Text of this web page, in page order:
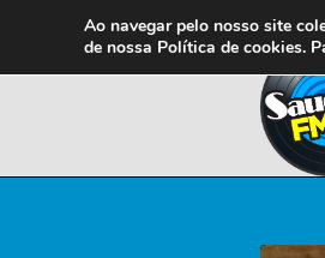
Ao navegar pelo nosso site
de nossa Política de cookies.